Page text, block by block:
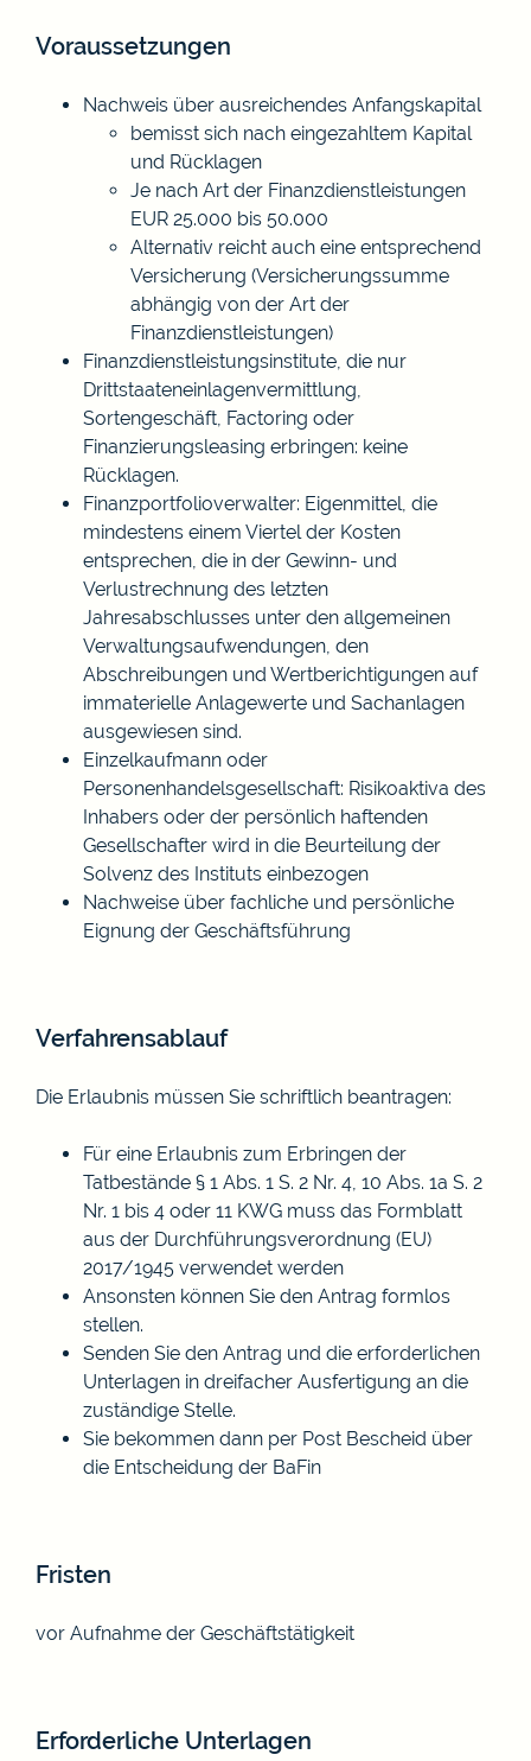
Voraussetzungen
Nachweis über ausreichendes Anfangskapital
bemisst sich nach eingezahltem Kapital
und Rücklagen
Je nach Art der Finanzdienstleistungen
EUR 25.000 bis 50.000
Alternativ reicht auch eine entsprechend
Versicherung (Versicherungssumme
abhängig von der Art der
Finanzdienstleistungen)
Finanzdienstleistungsinstitute, die nur
Drittstaateneinlagenvermittlung,
Sortengeschäft, Factoring oder
Finanzierungsleasing erbringen: keine
Rücklagen.
Finanzportfolioverwalter: Eigenmittel, die
mindestens einem Viertel der Kosten
entsprechen, die in der Gewinn- und
Verlustrechnung des letzten
Jahresabschlusses unter den allgemeinen
Verwaltungsaufwendungen, den
Abschreibungen und Wertberichtigungen auf
immaterielle Anlagewerte und Sachanlagen
ausgewiesen sind.
Einzelkaufmann oder
Personenhandelsgesellschaft: Risikoaktiva des
Inhabers oder der persönlich haftenden
Gesellschafter wird in die Beurteilung der
Solvenz des Instituts einbezogen
Nachweise über fachliche und persönliche
Eignung der Geschäftsführung
Verfahrensablauf
Die Erlaubnis müssen Sie schriftlich beantragen:
Für eine Erlaubnis zum Erbringen der
Tatbestände § 1 Abs. 1 S. 2 Nr. 4, 10 Abs. 1a S. 2
Nr. 1 bis 4 oder 11 KWG muss das Formblatt
aus der Durchführungsverordnung (EU)
2017/1945 verwendet werden
Ansonsten können Sie den Antrag formlos
stellen.
Senden Sie den Antrag und die erforderlichen
Unterlagen in dreifacher Ausfertigung an die
zuständige Stelle.
Sie bekommen dann per Post Bescheid über
die Entscheidung der BaFin
Fristen
vor Aufnahme der Geschäftstätigkeit
Erforderliche Unterlagen